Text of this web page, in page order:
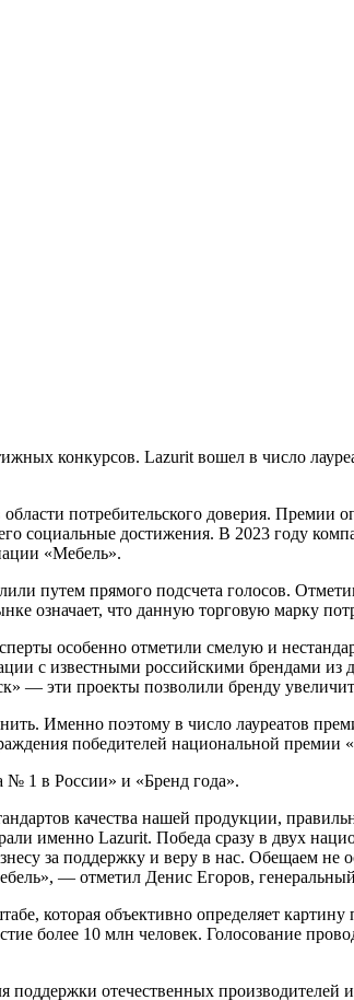
конкурсов. Lazurit вошел в число
потребительского доверия. Премии
социальные достижения. В 2023 году
«Мебель».
путем прямого подсчета голосов.
означает, что данную торговую марку
особенно отметили смелую и
с известными российскими брендами
— эти проекты позволили бренду
Именно поэтому в число лауреатов
победителей национальной премии
№ 1 в России» и «Бренд года».
качества нашей продукции,
именно Lazurit. Победа сразу в двух
за поддержку и веру в нас. Обещаем не
— отметил Денис Егоров,
которая объективно определяет
более 10 млн человек. Голосование
отечественных производителей